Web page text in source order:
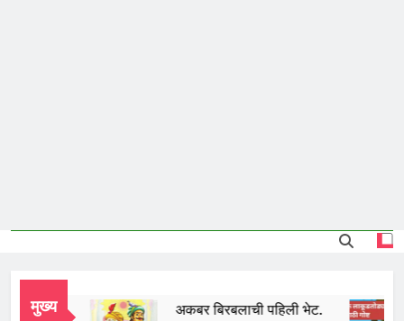
मुख्य
दुध भाई अकबर बिरबलाची पहिली भेट.